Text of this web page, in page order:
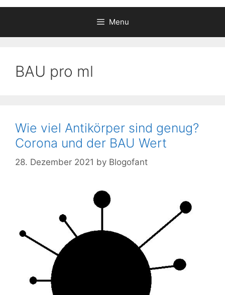
Menu
BAU pro ml
Wie viel Antikörper sind genug?
Corona und der BAU Wert
28. Dezember 2021 by Blogofant